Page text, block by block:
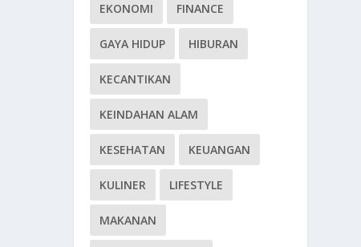
EKONOMI FINANCE
GAYA HIDUP HIBURAN
KECANTIKAN
KEINDAHAN ALAM
KESEHATAN KEUANGAN
KULINER LIFESTYLE
MAKANAN